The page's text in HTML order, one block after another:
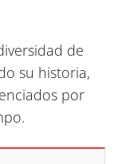
de
su historia,
por